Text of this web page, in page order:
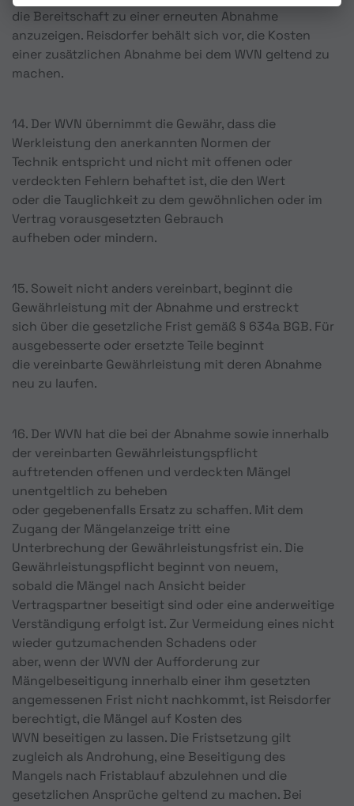
die Bereitschaft zu einer erneuten Abnahme
anzuzeigen. Reisdorfer behält sich vor, die Kosten
einer zusätzlichen Abnahme bei dem WVN geltend zu
machen.
14. Der WVN übernimmt die Gewähr, dass die
Werkleistung den anerkannten Normen der
Technik entspricht und nicht mit offenen oder
verdeckten Fehlern behaftet ist, die den Wert
oder die Tauglichkeit zu dem gewöhnlichen oder im
Vertrag vorausgesetzten Gebrauch
aufheben oder mindern.
15. Soweit nicht anders vereinbart, beginnt die
Gewährleistung mit der Abnahme und erstreckt
sich über die gesetzliche Frist gemäß § 634a BGB. Für
ausgebesserte oder ersetzte Teile beginnt
die vereinbarte Gewährleistung mit deren Abnahme
neu zu laufen.
16. Der WVN hat die bei der Abnahme sowie innerhalb
der vereinbarten Gewährleistungspflicht
auftretenden offenen und verdeckten Mängel
unentgeltlich zu beheben
oder gegebenenfalls Ersatz zu schaffen. Mit dem
Zugang der Mängelanzeige tritt eine
Unterbrechung der Gewährleistungsfrist ein. Die
Gewährleistungspflicht beginnt von neuem,
sobald die Mängel nach Ansicht beider
Vertragspartner beseitigt sind oder eine anderweitige
Verständigung erfolgt ist. Zur Vermeidung eines nicht
wieder gutzumachenden Schadens oder
aber, wenn der WVN der Aufforderung zur
Mängelbeseitigung innerhalb einer ihm gesetzten
angemessenen Frist nicht nachkommt, ist Reisdorfer
berechtigt, die Mängel auf Kosten des
WVN beseitigen zu lassen. Die Fristsetzung gilt
zugleich als Androhung, eine Beseitigung des
Mangels nach Fristablauf abzulehnen und die
gesetzlichen Ansprüche geltend zu machen. Bei